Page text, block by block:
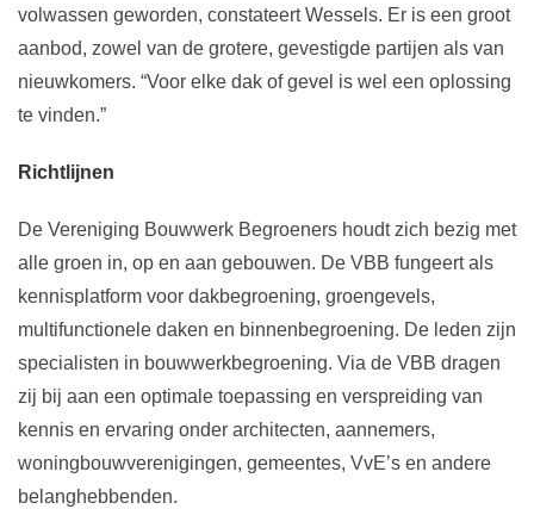
volwassen geworden, constateert Wessels. Er is een groot
aanbod, zowel van de grotere, gevestigde partijen als van
nieuwkomers. “Voor elke dak of gevel is wel een oplossing
te vinden.”
Richtlijnen
De Vereniging Bouwwerk Begroeners houdt zich bezig met
alle groen in, op en aan gebouwen. De VBB fungeert als
kennisplatform voor dakbegroening, groengevels,
multifunctionele daken en binnenbegroening. De leden zijn
specialisten in bouwwerkbegroening. Via de VBB dragen
zij bij aan een optimale toepassing en verspreiding van
kennis en ervaring onder architecten, aannemers,
woningbouwverenigingen, gemeentes, VvE’s en andere
belanghebbenden.